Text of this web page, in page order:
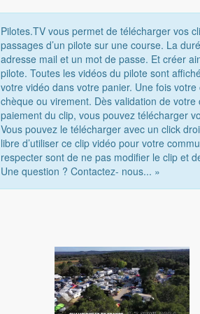
Pilotes.TV vous permet de télécharger vos
passages d’un pilote sur une course. La
adresse mail et un mot de passe. Et créer
pilote. Toutes les vidéos du pilote sont
votre vidéo dans votre panier. Une fois
chèque ou virement. Dès validation de
paiement du clip, vous pouvez télécharger
Vous pouvez le télécharger avec un click
libre d’utiliser ce clip vidéo pour votre
respecter sont de ne pas modifier le clip et
Une question ? Contactez- nous... »